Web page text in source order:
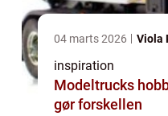
04 marts 2026 Viola
inspiration
Modeltrucks hobbyen hvor detaljerne
gør forskellen